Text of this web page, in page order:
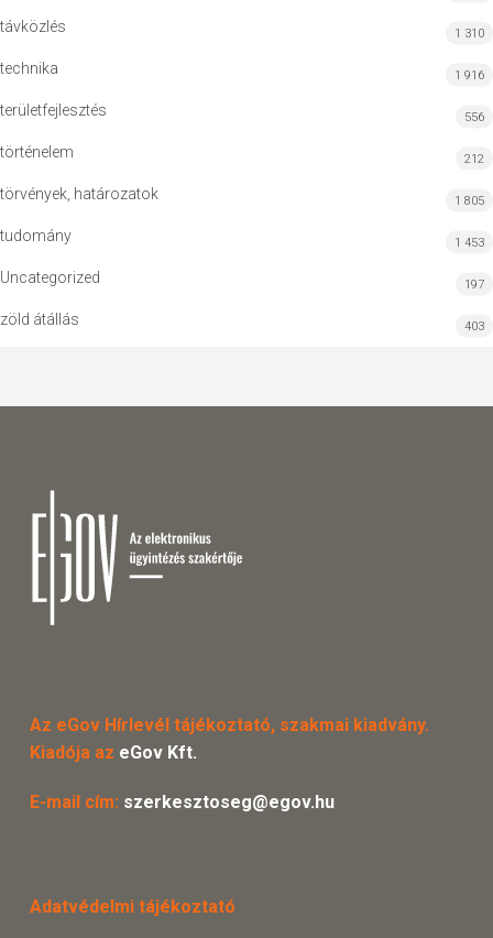
távközlés 1 310
technika 1 916
területfejlesztés 556
történelem 212
törvények, határozatok 1 805
tudomány 1 453
Uncategorized 197
zöld átállás 403
Az eGov Hírlevél tájékoztató, szakmai kiadvány.
Kiadója az eGov Kft.
E-mail cím: szerkesztoseg@egov.hu
Adatvédelmi tájékoztató